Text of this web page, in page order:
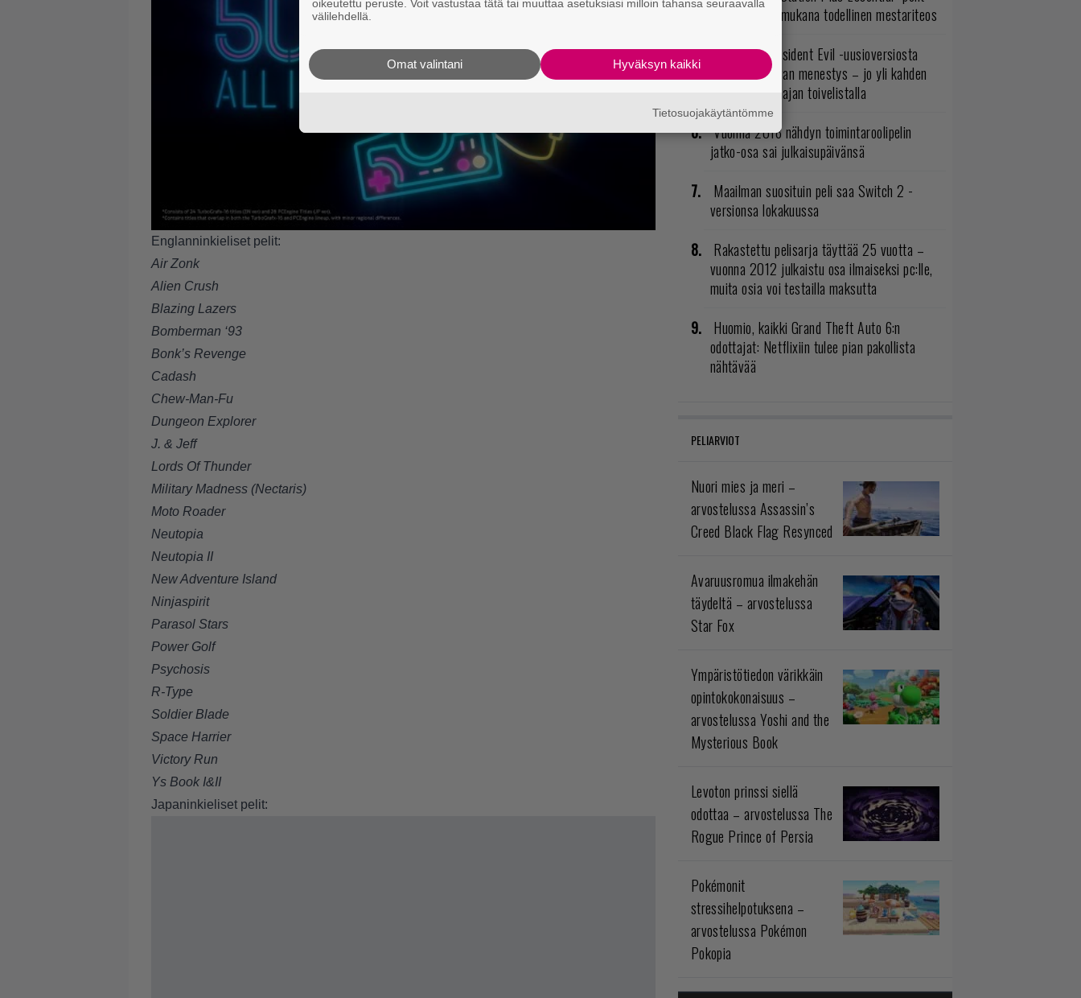
Englanninkieliset pelit:
Air Zonk
Alien Crush
Blazing Lazers
Bomberman ‘93
Bonk’s Revenge
Cadash
Chew-Man-Fu
Dungeon Explorer
J. & Jeff
Lords Of Thunder
Military Madness (Nectaris)
Moto Roader
Neutopia
Neutopia II
New Adventure Island
Ninjaspirit
Parasol Stars
Power Golf
Psychosis
R-Type
Soldier Blade
Space Harrier
Victory Run
Ys Book I&II
Japaninkieliset pelit:
ilmestyivät – mukana todellinen mestariteos
Tulevasta Resident Evil -uusioversiosta
näyttäisi tulevan menestys – jo yli kahden
miljoonan pelaajan toivelistalla
Vuonna 2018 nähdyn toimintaroolipelin
jatko-osa sai julkaisupäivänsä
Maailman suosituin peli saa Switch 2 -
versionsa lokakuussa
Rakastettu pelisarja täyttää 25 vuotta –
vuonna 2012 julkaistu osa ilmaiseksi pc:lle,
muita osia voi testailla maksutta
Huomio, kaikki Grand Theft Auto 6:n
odottajat: Netflixiin tulee pian pakollista
nähtävää
PELIARVIOT
Nuori mies ja meri –
arvostelussa Assassin’s
Creed Black Flag Resynced
Avaruusromua ilmakehän
täydeltä – arvostelussa
Star Fox
Ympäristötiedon värikkäin
opintokokonaisuus –
arvostelussa Yoshi and the
Mysterious Book
Levoton prinssi siellä
odottaa – arvostelussa The
Rogue Prince of Persia
Pokémonit
stressihelpotuksena –
arvostelussa Pokémon
Pokopia
oikeutettu peruste. Voit vastustaa tätä tai muuttaa asetuksiasi milloin tahansa seuraavalla
välilehdellä.
Hyväksyn kaikki
Omat valintani
Tietosuojakäytäntömme